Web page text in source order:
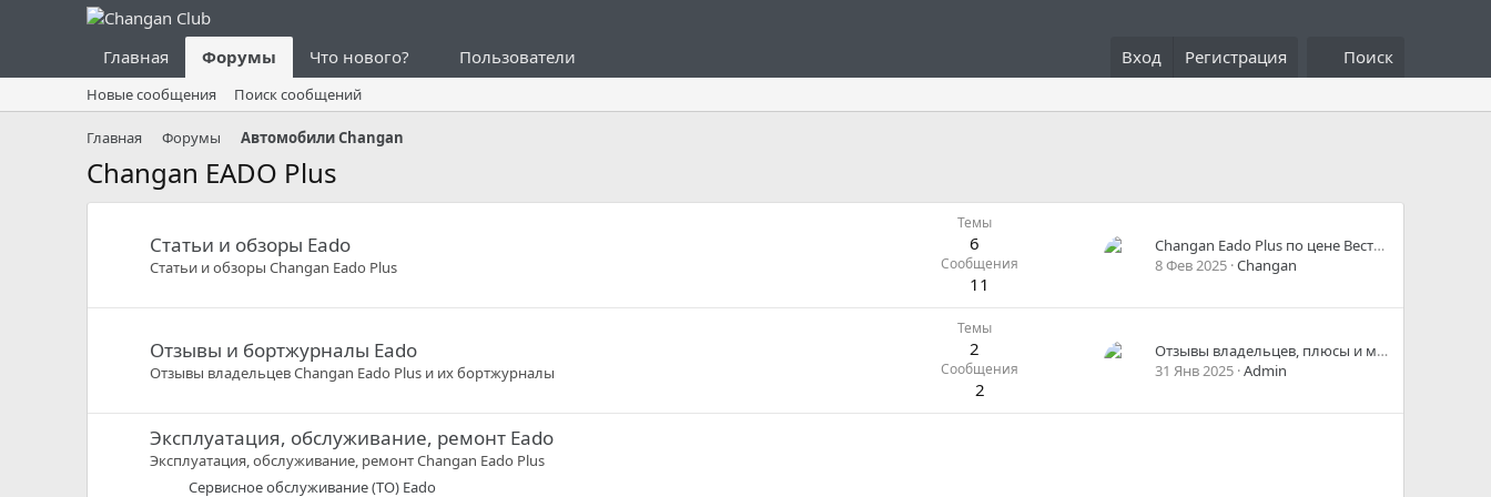
Главная Форумы Что нового? Пользователи Вход Регистрация Поиск
Новые сообщения Поиск сообщений
Главная Форумы Автомобили Changan
Changan EADO Plus
Статьи и обзоры Eado
Статьи и обзоры Changan Eado Plus
Темы
6
Сообщения
11
Changan Eado Plus по цене Весты: ржавчина, робот, микроклимат / Чанган тест и обзор. За рулем (Видео)
8 Фев 2025 Changan
Отзывы и бортжурналы Eado
Отзывы владельцев Changan Eado Plus и их бортжурналы
Темы
2
Сообщения
2
Отзывы владельцев, плюсы и минусы Changan Eado Plus
31 Янв 2025 Admin
Эксплуатация, обслуживание, ремонт Eado
Эксплуатация, обслуживание, ремонт Changan Eado Plus
Сервисное обслуживание (ТО) Eado